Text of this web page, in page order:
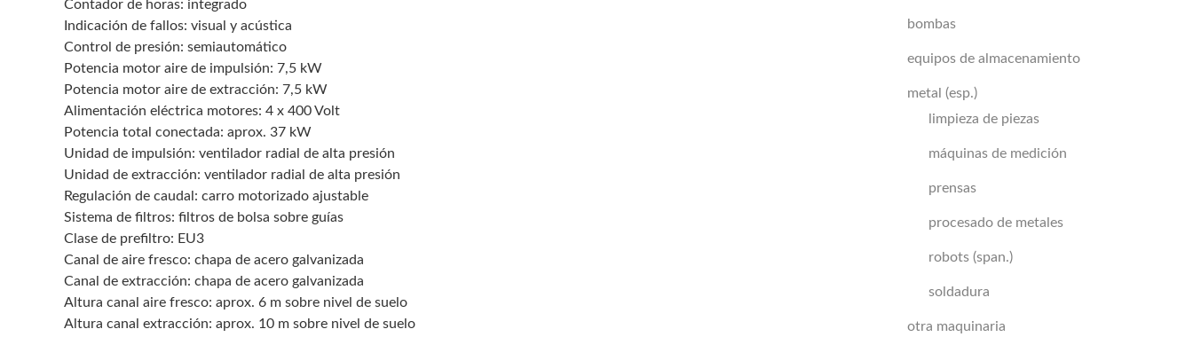
Contador de horas: integrado
Indicación de fallos: visual y acústica
Control de presión: semiautomático
Potencia motor aire de impulsión: 7,5 kW
Potencia motor aire de extracción: 7,5 kW
Alimentación eléctrica motores: 4 x 400 Volt
Potencia total conectada: aprox. 37 kW
Unidad de impulsión: ventilador radial de alta presión
Unidad de extracción: ventilador radial de alta presión
Regulación de caudal: carro motorizado ajustable
Sistema de filtros: filtros de bolsa sobre guías
Clase de prefiltro: EU3
Canal de aire fresco: chapa de acero galvanizada
Canal de extracción: chapa de acero galvanizada
Altura canal aire fresco: aprox. 6 m sobre nivel de suelo
Altura canal extracción: aprox. 10 m sobre nivel de suelo
bombas
equipos de almacenamiento
metal (esp.)
limpieza de piezas
máquinas de medición
prensas
procesado de metales
robots (span.)
soldadura
otra maquinaria